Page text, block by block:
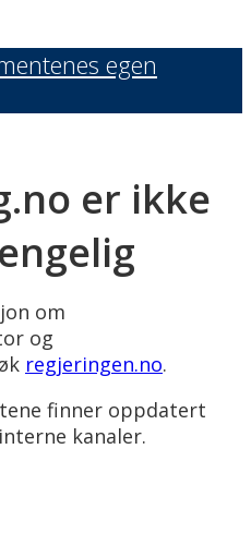
egen
er ikke
om
og
regjeringen.no.
finner oppdatert
kanaler.